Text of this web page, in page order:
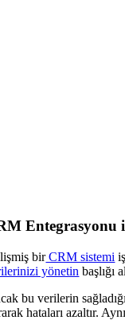
Entegrasyonu
birCRM sistemi
yönetin başlığı
bu verilerin
hataları azaltır.